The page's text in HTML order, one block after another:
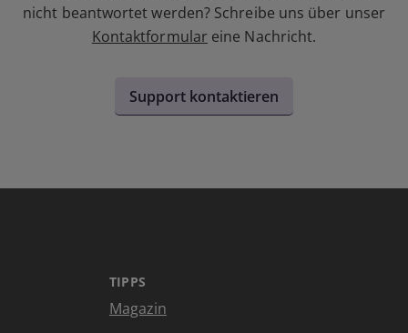
nicht beantwortet werden? Schreibe uns über unser
Kontaktformular eine Nachricht.
Support kontaktieren
TIPPS
Magazin